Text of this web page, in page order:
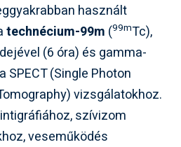
használt
technécium-99m (99mTc),
(6 óra) és gamma-
(Single Photon
vizsgálatokhoz.
szívizom
veseműködés